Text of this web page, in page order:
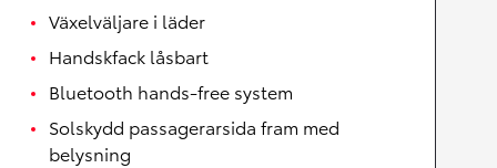
Växelväljare i läder
Handskfack låsbart
Bluetooth hands-free system
Solskydd passagerarsida fram med
belysning